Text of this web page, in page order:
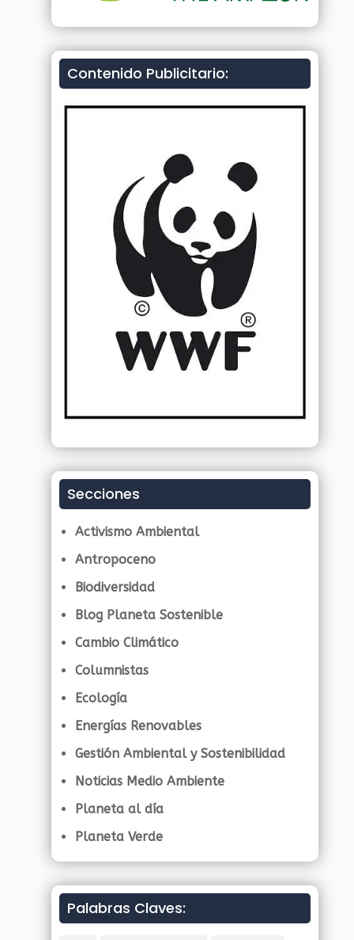
Contenido Publicitario:
Secciones
Activismo Ambiental
Antropoceno
Biodiversidad
Blog Planeta Sostenible
Cambio Climático
Columnistas
Ecología
Energías Renovables
Gestión Ambiental y Sostenibilidad
Noticias Medio Ambiente
Planeta al día
Planeta Verde
Palabras Claves: